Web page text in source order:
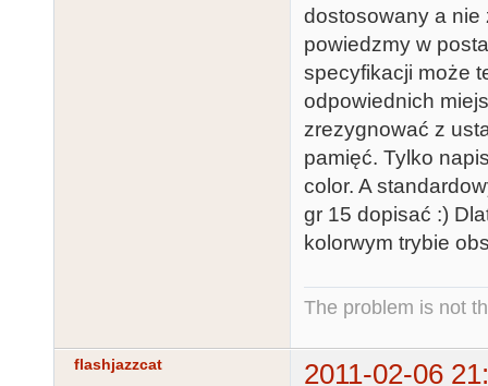
dostosowany a nie
powiedzmy w
specyfikacji może
odpowiednich
zrezygnować z
pamięć. Tylko
color. A
gr 15 dopisać :)
kolorwym trybie
The problem is not
flashjazzcat
2011-02-06